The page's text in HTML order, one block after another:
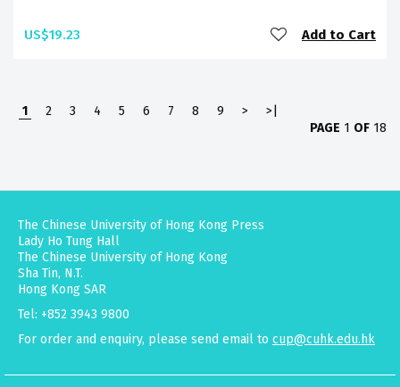
US$19.23 Add to Cart
1 2 3 4 5 6 7 8 9 >
>|
PAGE 1 OF 18
The Chinese University of Hong Kong Press
Lady Ho Tung Hall
The Chinese University of Hong Kong
Sha Tin, N.T.
Hong Kong SAR
Tel: +852 3943 9800
For order and enquiry, please send email to cup@cuhk.edu.hk